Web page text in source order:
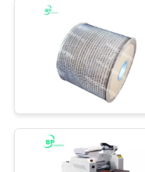
い
紙切断機